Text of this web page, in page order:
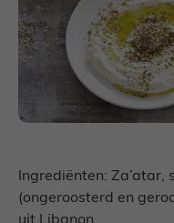
Ingrediënten: Za’atar,
(ongeroosterd en